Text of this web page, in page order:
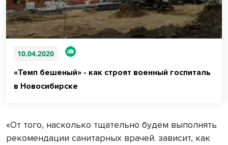
10.04.2020
«Темп бешеный» - как строят военный госпиталь
в Новосибирске
«От того, насколько тщательно будем выполнять
рекомендации санитарных врачей. зависит, как